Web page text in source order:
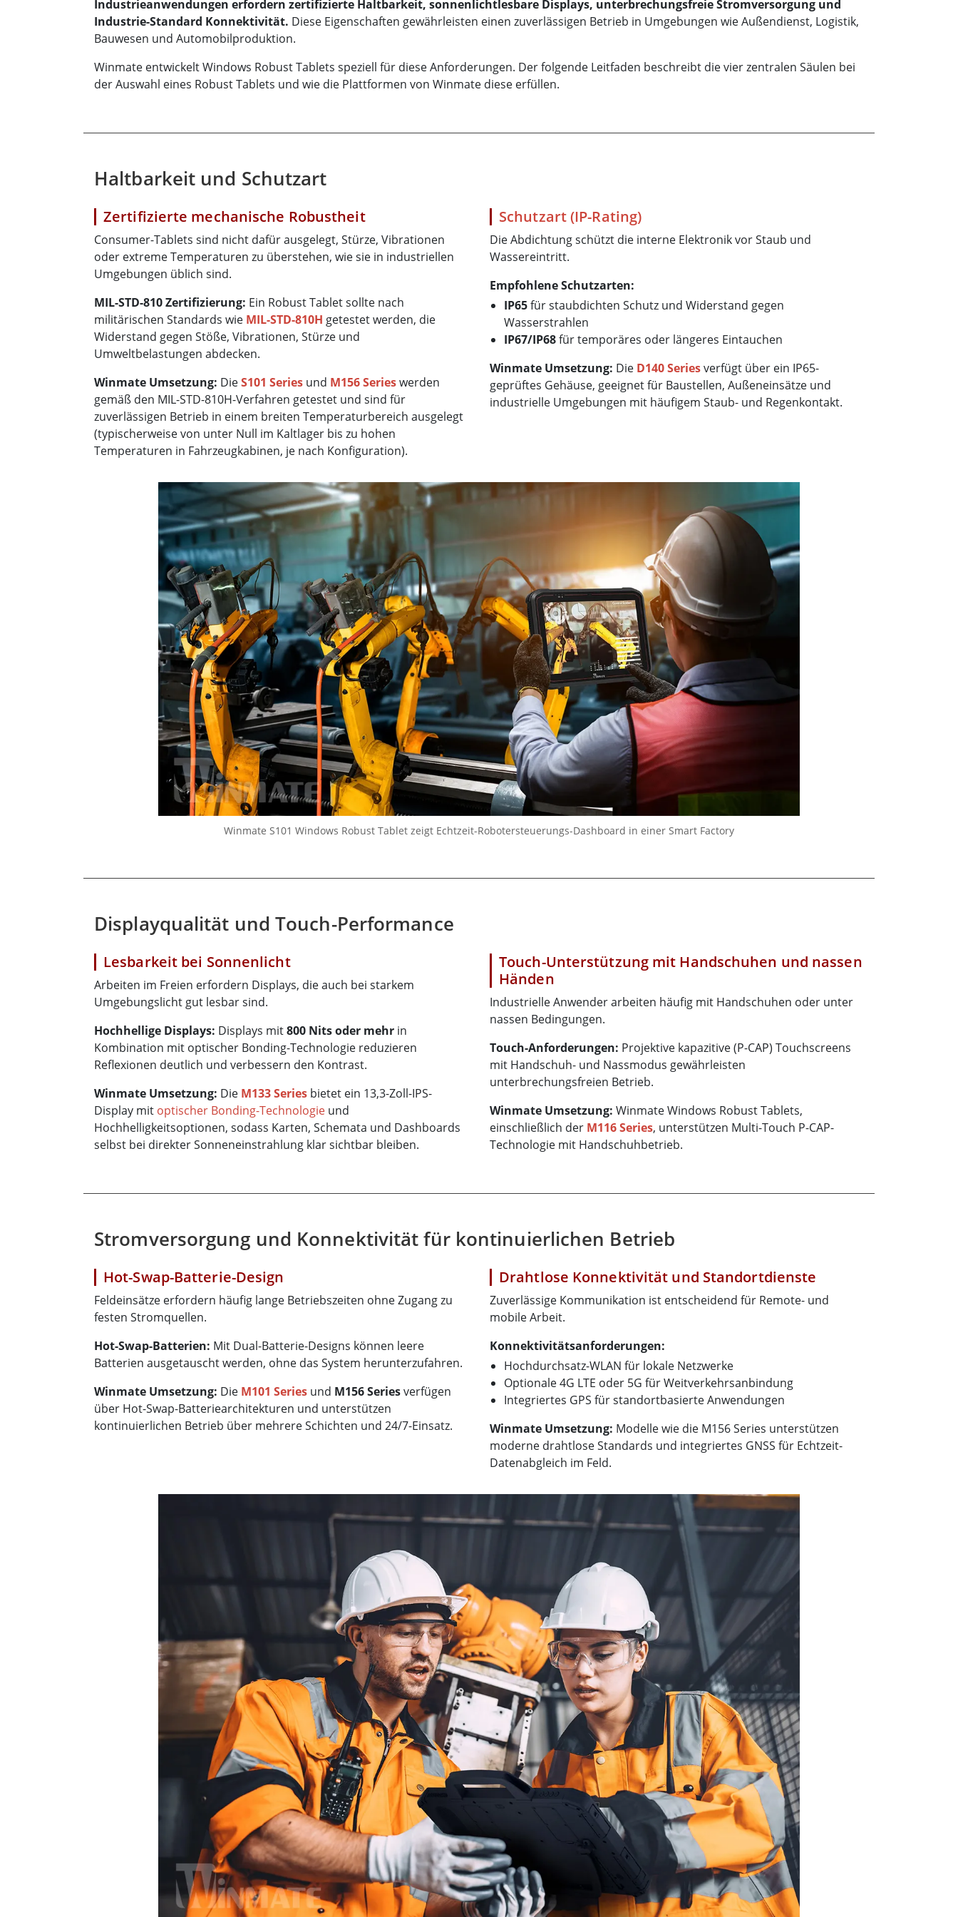
Industrieanwendungen erfordern zertifizierte Haltbarkeit, sonnenlichtlesbare Displays, unterbrechungsfreie Stromversorgung und
Industrie-Standard Konnektivität. Diese Eigenschaften gewährleisten einen zuverlässigen Betrieb in Umgebungen wie Außendienst, Logistik,
Bauwesen und Automobilproduktion.
Winmate entwickelt Windows Robust Tablets speziell für diese Anforderungen. Der folgende Leitfaden beschreibt die vier zentralen Säulen bei
der Auswahl eines Robust Tablets und wie die Plattformen von Winmate diese erfüllen.
Haltbarkeit und Schutzart
Zertifizierte mechanische Robustheit
Consumer-Tablets sind nicht dafür ausgelegt, Stürze, Vibrationen
oder extreme Temperaturen zu überstehen, wie sie in industriellen
Umgebungen üblich sind.
MIL-STD-810 Zertifizierung: Ein Robust Tablet sollte nach
militärischen Standards wie MIL-STD-810H getestet werden, die
Widerstand gegen Stöße, Vibrationen, Stürze und
Umweltbelastungen abdecken.
Winmate Umsetzung: DieS101 Series und M156 Serieswerden
gemäß den MIL-STD-810H-Verfahren getestet und sind für
zuverlässigen Betrieb in einem breiten Temperaturbereich ausgelegt
(typischerweise von unter Null im Kaltlager bis zu hohen
Temperaturen in Fahrzeugkabinen, je nach Konfiguration).
Schutzart (IP-Rating)
Die Abdichtung schützt die interne Elektronik vor Staub und
Wassereintritt.
Empfohlene Schutzarten:
IP65für staubdichten Schutz und Widerstand gegen
Wasserstrahlen
IP67/IP68für temporäres oder längeres Eintauchen
Winmate Umsetzung: Die D140 Seriesverfügt über ein IP65-
geprüftes Gehäuse, geeignet für Baustellen, Außeneinsätze und
industrielle Umgebungen mit häufigem Staub- und Regenkontakt.
Winmate S101 Windows Robust Tablet zeigt Echtzeit-Robotersteuerungs-Dashboard in einer Smart Factory
Displayqualität und Touch-Performance
Lesbarkeit bei Sonnenlicht
Arbeiten im Freien erfordern Displays, die auch bei starkem
Umgebungslicht gut lesbar sind.
Hochhellige Displays: Displays mit800 Nits oder mehr in
Kombination mit optischer Bonding-Technologie reduzieren
Reflexionen deutlich und verbessern den Kontrast.
Winmate Umsetzung: Die M133 Series bietet ein 13,3-Zoll-IPS-
Display mit optischer Bonding-Technologie und
Hochhelligkeitsoptionen, sodass Karten, Schemata und Dashboards
selbst bei direkter Sonneneinstrahlung klar sichtbar bleiben.
Touch-Unterstützung mit Handschuhen und nassen
Händen
Industrielle Anwender arbeiten häufig mit Handschuhen oder unter
nassen Bedingungen.
Touch-Anforderungen: Projektive kapazitive (P-CAP) Touchscreens
mit Handschuh- und Nassmodus gewährleisten
unterbrechungsfreien Betrieb.
Winmate Umsetzung: Winmate Windows Robust Tablets,
einschließlich der M116 Series, unterstützen Multi-Touch P-CAP-
Technologie mit Handschuhbetrieb.
Stromversorgung und Konnektivität für kontinuierlichen Betrieb
Hot-Swap-Batterie-Design
Feldeinsätze erfordern häufig lange Betriebszeiten ohne Zugang zu
festen Stromquellen.
Hot-Swap-Batterien: Mit Dual-Batterie-Designs können leere
Batterien ausgetauscht werden, ohne das System herunterzufahren.
Winmate Umsetzung: Die M101 Series und M156 Seriesverfügen
über Hot-Swap-Batteriearchitekturen und unterstützen
kontinuierlichen Betrieb über mehrere Schichten und 24/7-Einsatz.
Drahtlose Konnektivität und Standortdienste
Zuverlässige Kommunikation ist entscheidend für Remote- und
mobile Arbeit.
Konnektivitätsanforderungen:
Hochdurchsatz-WLAN für lokale Netzwerke
Optionale 4G LTE oder 5G für Weitverkehrsanbindung
Integriertes GPS für standortbasierte Anwendungen
Winmate Umsetzung: Modelle wie die M156 Series unterstützen
moderne drahtlose Standards und integriertes GNSS für Echtzeit-
Datenabgleich im Feld.